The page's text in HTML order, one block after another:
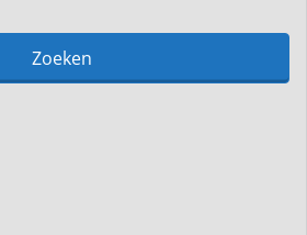
Zoeken